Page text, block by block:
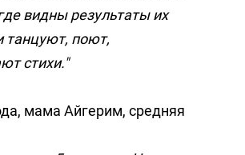
видны результаты их
танцуют, поют,
стихи."
мама Айгерим, средняя